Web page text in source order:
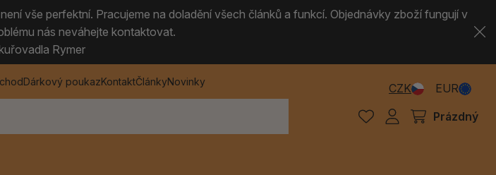
vše perfektní. Pracujeme na doladění všech článků a funkcí. Objednávky zboží fungují v
nás neváhejte kontaktovat.
Rymer
Dárkový poukazKontaktČlánkyNovinky CZK
EUR
Prázdný